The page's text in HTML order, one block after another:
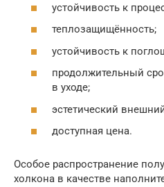
устойчивость к
теплозащищённость;
устойчивость к
продолжительный
в уходе;
эстетический
доступная цена.
Особое распространение
холкона в качестве